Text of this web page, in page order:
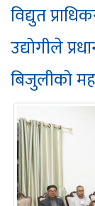
विद्युत
उद्योगीले
बिजुलीको